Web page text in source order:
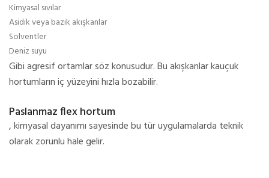
Kimyasal sıvılar
Asidik veya bazik akışkanlar
Solventler
Deniz suyu
Gibi agresif ortamlar söz konusudur. Bu akışkanlar kauçuk
hortumların iç yüzeyini hızla bozabilir.
Paslanmaz flex hortum
, kimyasal dayanımı sayesinde bu tür uygulamalarda teknik
olarak zorunlu hale gelir.